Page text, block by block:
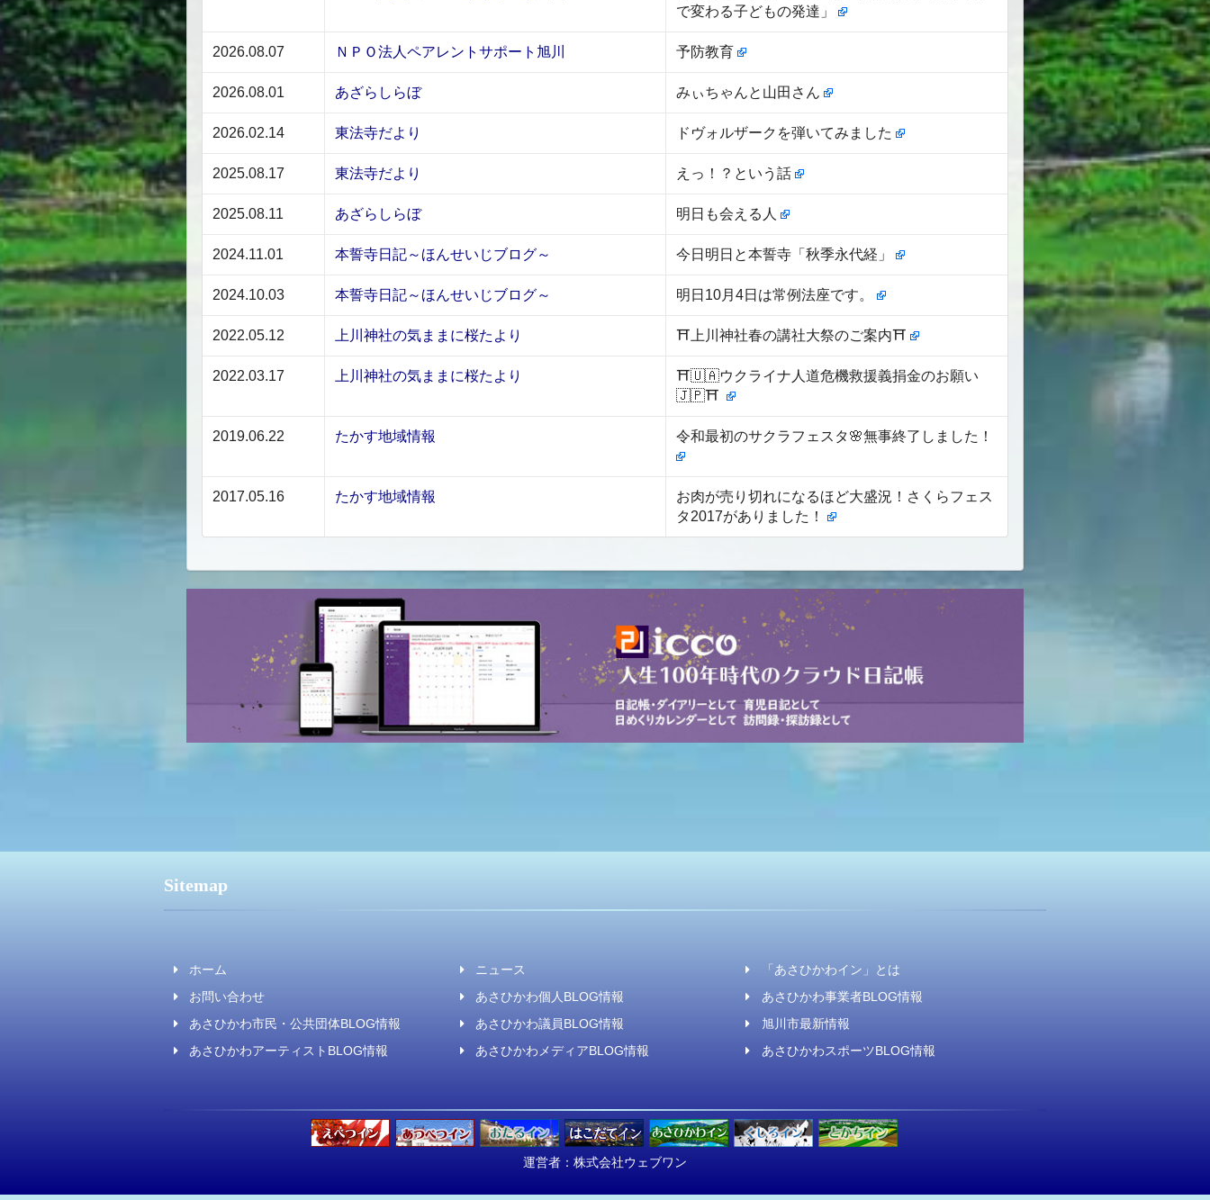
で変わる子どもの発達」
2026.08.07 ＮＰＯ法人ペアレントサポート旭川 予防教育
2026.08.01 あざらしらぼ みぃちゃんと山田さん
2026.02.14 東法寺だより ドヴォルザークを弾いてみました
2025.08.17 東法寺だより えっ！？という話
2025.08.11 あざらしらぼ 明日も会える人
2024.11.01 本誓寺日記～ほんせいじブログ～ 今日明日と本誓寺「秋季永代経」
2024.10.03 本誓寺日記～ほんせいじブログ～ 明日10月4日は常例法座です。
2022.05.12 上川神社の気ままに桜たより ⛩️上川神社春の講社大祭のご案内⛩️⁡
2022.03.17 上川神社の気ままに桜たより
⛩️🇺🇦ウクライナ人道危機救援義捐金のお願い
🇯🇵⛩️⁡ ⁡⁡
2019.06.22 たかす地域情報 令和最初のサクラフェスタ🌸無事終了しました！
2017.05.16 たかす地域情報
お肉が売り切れになるほど大盛況！さくらフェス
タ2017がありました！
Sitemap
ホーム ニュース
「あさひかわイン」とは
お問い合わせ
あさひかわ個人BLOG情報
あさひかわ事業者BLOG情報
あさひかわ市民・公共団体BLOG情報
あさひかわ議員BLOG情報
旭川市最新情報
あさひかわアーティストBLOG情報
あさひかわメディアBLOG情報 あさひかわスポーツBLOG情報
運営者： 株式会社ウェブワン